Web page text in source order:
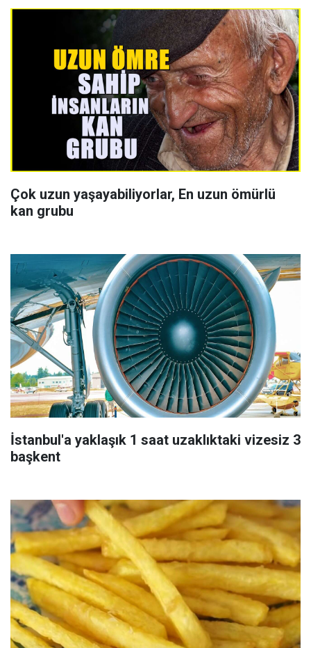
Çok uzun yaşayabiliyorlar, En uzun ömürlü
kan grubu
İstanbul'a yaklaşık 1 saat uzaklıktaki vizesiz 3
başkent